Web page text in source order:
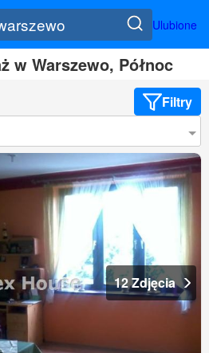
Ulubione
w Warszewo, Północ
Filtry
12 Zdjęcia